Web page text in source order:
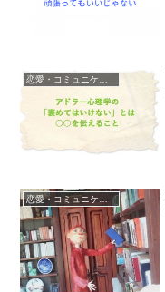
恋愛・コミュニケーション